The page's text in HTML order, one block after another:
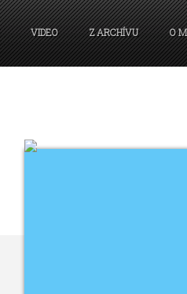
VIDEO Z ARCHÍVU O